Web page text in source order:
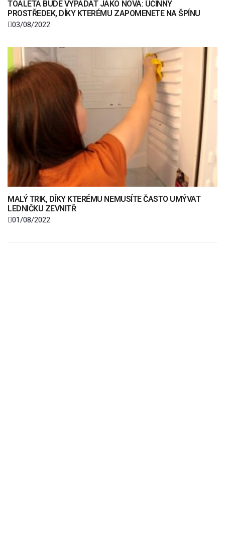
TOALETA BUDE VYPADAT JAKO NOVÁ: ÚČINNÝ
PROSTŘEDEK, DÍKY KTERÉMU ZAPOMENETE NA ŠPÍNU
03/08/2022
MALÝ TRIK, DÍKY KTERÉMU NEMUSÍTE ČASTO UMÝVAT
LEDNIČKU ZEVNITŘ
01/08/2022